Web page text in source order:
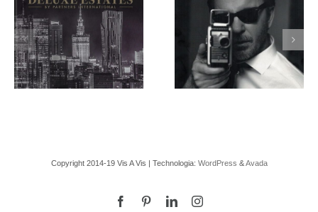
Copyright 2014-19 Vis A Vis | Technologia: WordPress &Avada
FacebookPinterestLinkedInInstagram